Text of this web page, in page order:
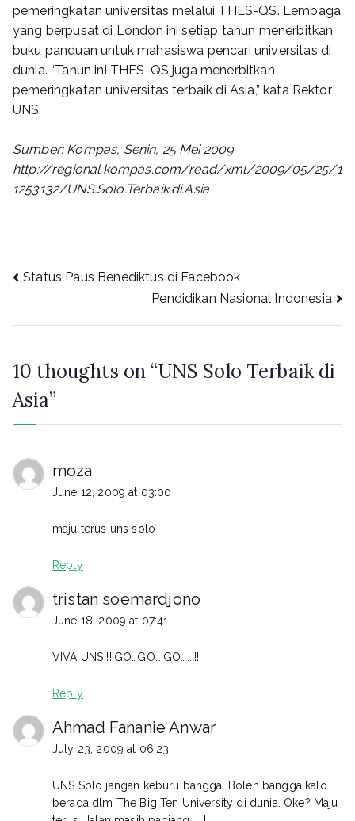
pemeringkatan universitas melalui THES-QS. Lembaga
yang berpusat di London ini setiap tahun menerbitkan
buku panduan untuk mahasiswa pencari universitas di
dunia. “Tahun ini THES-QS juga menerbitkan
pemeringkatan universitas terbaik di Asia,” kata Rektor
UNS.
Sumber: Kompas, Senin, 25 Mei 2009
http://regional.kompas.com/read/xml/2009/05/25/1
1253132/UNS.Solo.Terbaik.di.Asia
Post
Status Paus Benediktus di Facebook
Pendidikan Nasional Indonesia
10 thoughts on “UNS Solo Terbaik di
Asia”
moza
June 12, 2009 at 03:00
maju terus uns solo
Reply
tristan soemardjono
June 18, 2009 at 07:41
VIVA UNS !!!GO…GO….GO…..!!!
Reply
Ahmad Fananie Anwar
July 23, 2009 at 06:23
UNS Solo jangan keburu bangga. Boleh bangga kalo
berada dlm The Big Ten University di dunia. Oke? Maju